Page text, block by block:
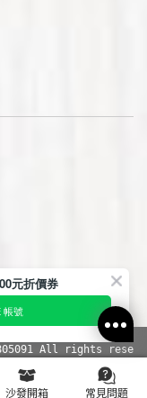
All rights rese
策
沙發開箱 常見問題
元折價券
帳號